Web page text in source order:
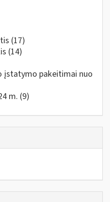
(17)
(14)
įstatymo pakeitimai nuo
m. (9)